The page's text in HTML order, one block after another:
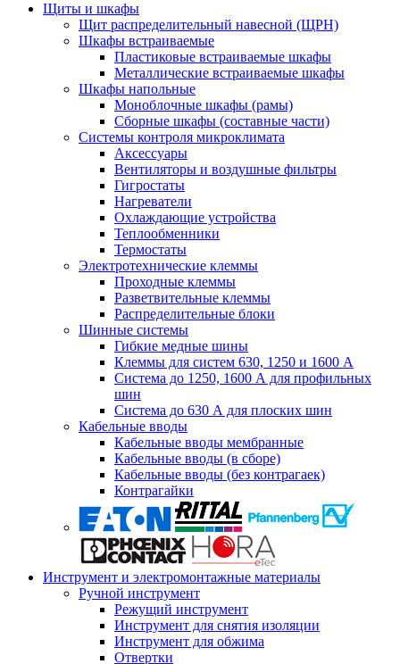
Щиты и шкафы
Щит распределительный навесной (ЩРН)
Шкафы встраиваемые
Пластиковые встраиваемые шкафы
Металлические встраиваемые шкафы
Шкафы напольные
Моноблочные шкафы (рамы)
Сборные шкафы (составные части)
Системы контроля микроклимата
Аксессуары
Вентиляторы и воздушные фильтры
Гигростаты
Нагреватели
Охлаждающие устройства
Теплообменники
Термостаты
Электротехнические клеммы
Проходные клеммы
Разветвительные клеммы
Распределительные блоки
Шинные системы
Гибкие медные шины
Клеммы для систем 630, 1250 и 1600 А
Система до 1250, 1600 А для профильных
шин
Система до 630 А для плоских шин
Кабельные вводы
Кабельные вводы мембранные
Кабельные вводы (в сборе)
Кабельные вводы (без контрагаек)
Контрагайки
Инструмент и электромонтажные материалы
Ручной инструмент
Режущий инструмент
Инструмент для снятия изоляции
Инструмент для обжима
Отвертки